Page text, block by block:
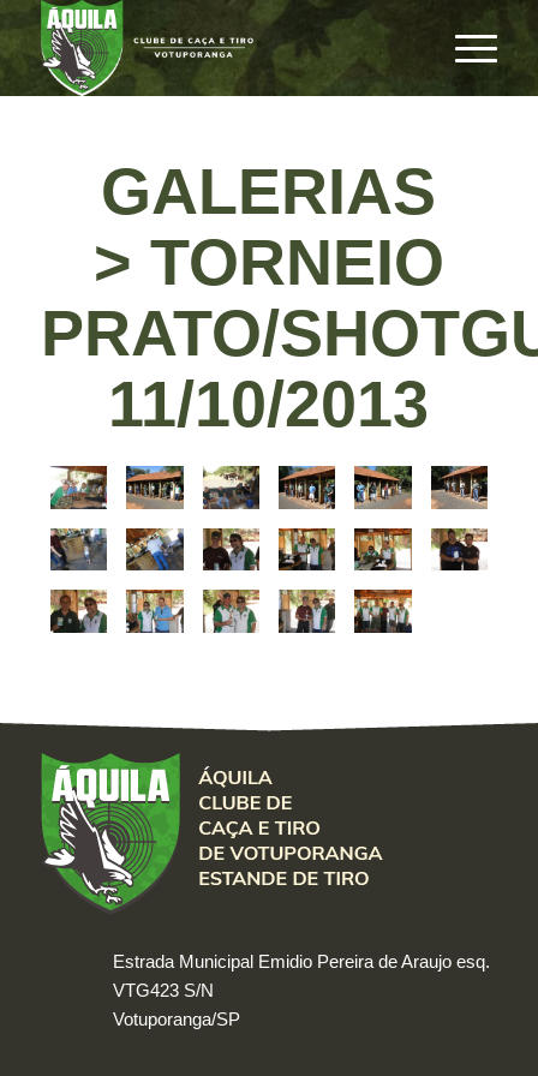
GALERIAS
> TORNEIO
PRATO/
11/10/2013
Estrada Municipal Emidio Pereira de Araujo esq.
VTG423 S/N
Votuporanga/SP